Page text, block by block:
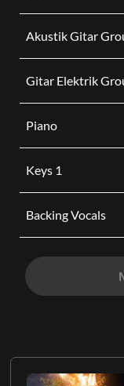
Akustik Gitar
Gitar Elektrik
Piano
Keys 1
Backing Vocals